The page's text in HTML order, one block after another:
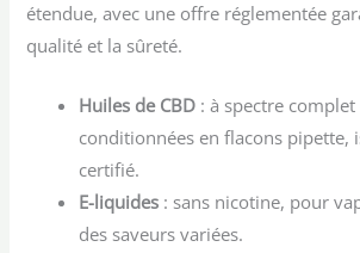
étendue, avec une offre réglementée
qualité et la sûreté.
Huiles de CBD : à spectre
conditionnées en flacons pipette,
certifié.
E-liquides : sans nicotine, pour
des saveurs variées.